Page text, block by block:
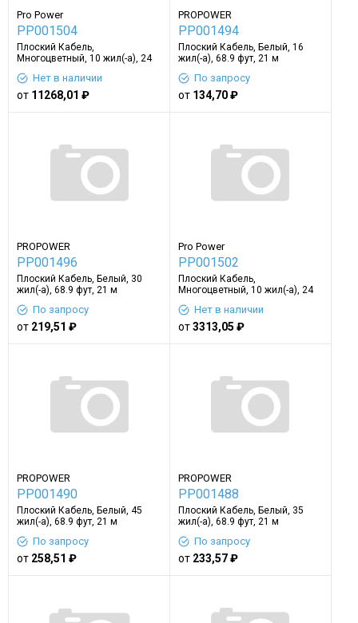
Pro Power
PP001504
Плоский Кабель,
Многоцветный, 10 жил(-а), 24
Нет в наличии
от 11268,01 ₽
PROPOWER
PP001494
Плоский Кабель, Белый, 16
жил(-а), 68.9 фут, 21 м
По запросу
от134,70 ₽
PROPOWER
PP001496
Плоский Кабель, Белый, 30
жил(-а), 68.9 фут, 21 м
По запросу
от 219,51 ₽
Pro Power
PP001502
Плоский Кабель,
Многоцветный, 10 жил(-а), 24
Нет в наличии
от3313,05 ₽
PROPOWER
PP001490
Плоский Кабель, Белый, 45
жил(-а), 68.9 фут, 21 м
По запросу
от 258,51 ₽
PROPOWER
PP001488
Плоский Кабель, Белый, 35
жил(-а), 68.9 фут, 21 м
По запросу
от233,57 ₽